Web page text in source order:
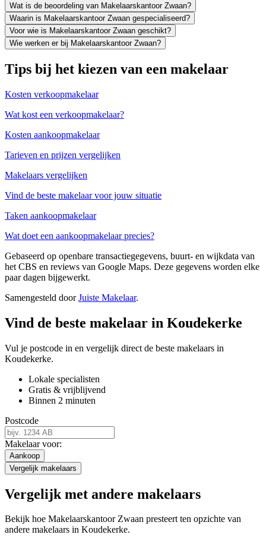
Wat is de beoordeling van Makelaarskantoor Zwaan?
Waarin is Makelaarskantoor Zwaan gespecialiseerd?
Voor wie is Makelaarskantoor Zwaan geschikt?
Wie werken er bij Makelaarskantoor Zwaan?
Tips bij het kiezen van een makelaar
Kosten verkoopmakelaar
Wat kost een verkoopmakelaar?
Kosten aankoopmakelaar
Tarieven en prijzen vergelijken
Makelaars vergelijken
Vind de beste makelaar voor jouw situatie
Taken aankoopmakelaar
Wat doet een aankoopmakelaar precies?
Gebaseerd op openbare transactiegegevens, buurt- en wijkdata van
het CBS en reviews van Google Maps. Deze gegevens worden elke
paar dagen bijgewerkt.
Samengesteld doorJuiste Makelaar.
Vind de beste makelaar in Koudekerke
Vul je postcode in en vergelijk direct de beste makelaars in
Koudekerke.
Lokale specialisten
Gratis & vrijblijvend
Binnen 2 minuten
Postcode
Makelaar voor:
Aankoop
Vergelijk makelaars
Vergelijk met andere makelaars
Bekijk hoe Makelaarskantoor Zwaan presteert ten opzichte van
andere makelaars in Koudekerke.